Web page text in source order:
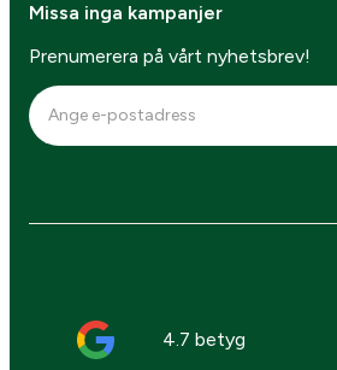
Missa inga kampanjer
Prenumerera på vårt nyhetsbrev!
4.7 betyg